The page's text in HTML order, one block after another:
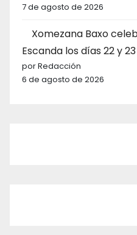
7 de agosto de 2026
Xomezana Baxo
Escanda los días 22 y
por Redacción
6 de agosto de 2026